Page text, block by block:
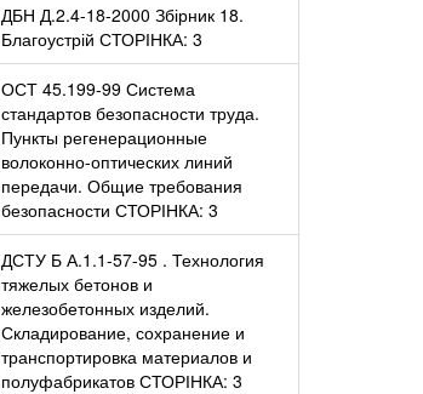
ДБН Д.2.4-18-2000 Збірник 18.
Благоустрій СТОРІНКА: 3
ОСТ 45.199-99 Система
стандартов безопасности труда.
Пункты регенерационные
волоконно-оптических линий
передачи. Общие требования
безопасности СТОРІНКА: 3
ДСТУ Б А.1.1-57-95 . Технология
тяжелых бетонов и
железобетонных изделий.
Складирование, сохранение и
транспортировка материалов и
полуфабрикатов СТОРІНКА: 3